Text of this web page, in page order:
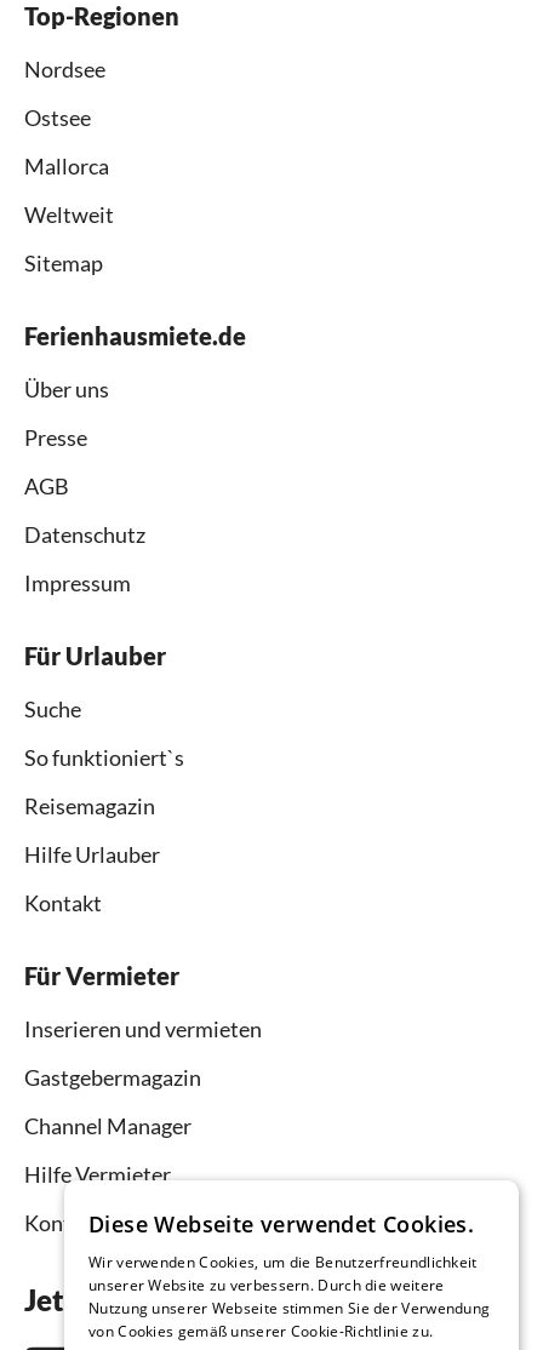
Top-Regionen
Nordsee
Ostsee
Mallorca
Weltweit
Sitemap
Ferienhausmiete.de
Über uns
Presse
AGB
Datenschutz
Impressum
Für Urlauber
Suche
So funktioniert`s
Reisemagazin
Hilfe Urlauber
Kontakt
Für Vermieter
Inserieren und vermieten
Gastgebermagazin
Channel Manager
Hilfe Vermieter
Kontakt
Jetzt die App downloaden
Diese Webseite verwendet Cookies.
Wir verwenden Cookies, um die Benutzerfreundlichkeit
unserer Website zu verbessern. Durch die weitere
Nutzung unserer Webseite stimmen Sie der Verwendung
von Cookies gemäß unserer Cookie-Richtlinie zu.